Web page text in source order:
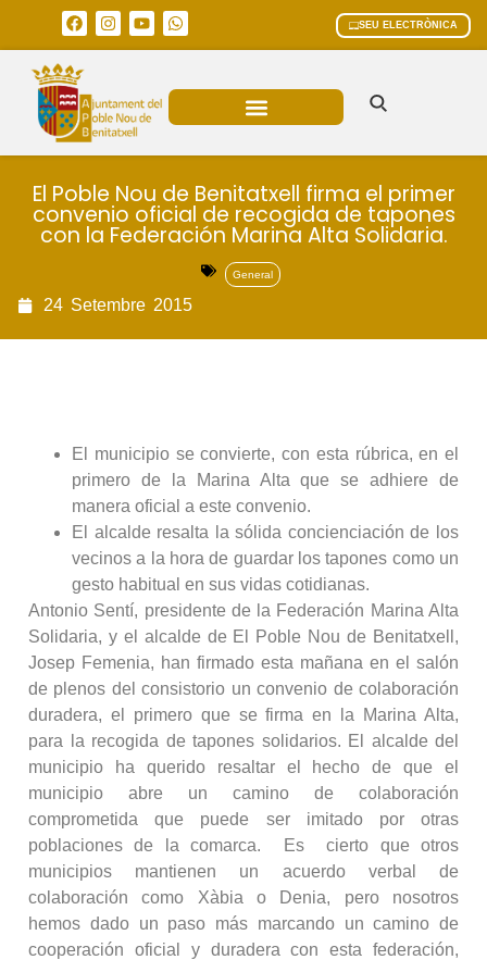
SEU ELECTRÒNICA
El Poble Nou de Benitatxell firma el primer
convenio oficial de recogida de tapones
con la Federación Marina Alta Solidaria.
General
24 Setembre 2015
El municipio se convierte, con esta rúbrica, en el
primero de la Marina Alta que se adhiere de
manera oficial a este convenio.
El alcalde resalta la sólida concienciación de los
vecinos a la hora de guardar los tapones como un
gesto habitual en sus vidas cotidianas.
Antonio Sentí, presidente de la Federación Marina Alta
Solidaria, y el alcalde de El Poble Nou de Benitatxell,
Josep Femenia, han firmado esta mañana en el salón
de plenos del consistorio un convenio de colaboración
duradera, el primero que se firma en la Marina Alta,
para la recogida de tapones solidarios. El alcalde del
municipio ha querido resaltar el hecho de que el
municipio abre un camino de colaboración
comprometida que puede ser imitado por otras
poblaciones de la comarca. Es cierto que otros
municipios mantienen un acuerdo verbal de
colaboración como Xàbia o Denia, pero nosotros
hemos dado un paso más marcando un camino de
cooperación oficial y duradera con esta federación,